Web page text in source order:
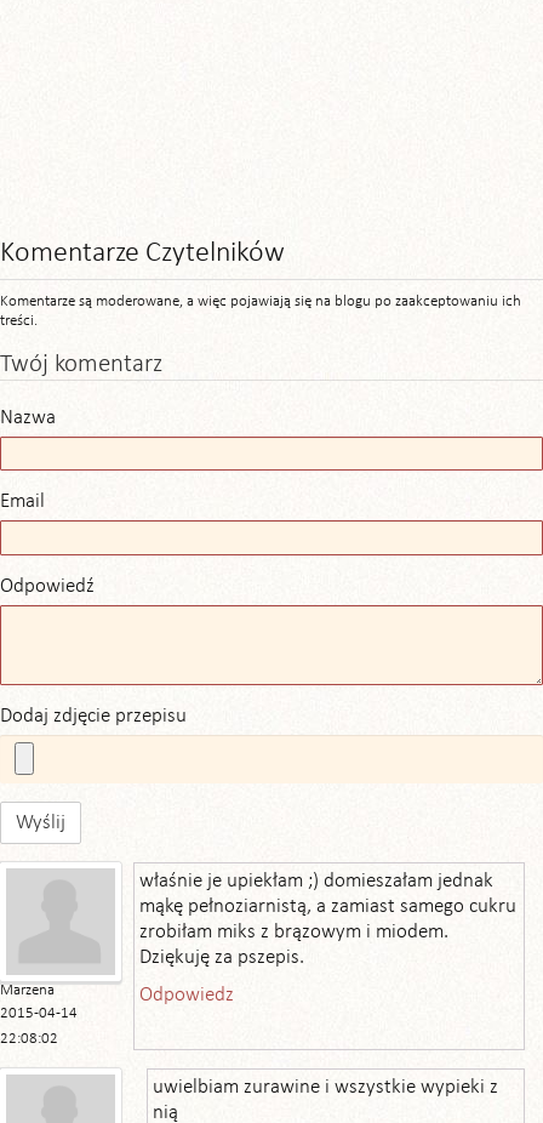
Komentarze Czytelników
Komentarze są moderowane, a więc pojawiają się na blogu po zaakceptowaniu ich
treści.
Twój komentarz
Nazwa
Email
Odpowiedź
Dodaj zdjęcie przepisu
Wyślij
Marzena
2015-04-14
22:08:02
właśnie je upiekłam ;) domieszałam jednak
mąkę pełnoziarnistą, a zamiast samego cukru
zrobiłam miks z brązowym i miodem.
Dziękuję za pszepis.
Odpowiedz
uwielbiam zurawine i wszystkie wypieki z
nią